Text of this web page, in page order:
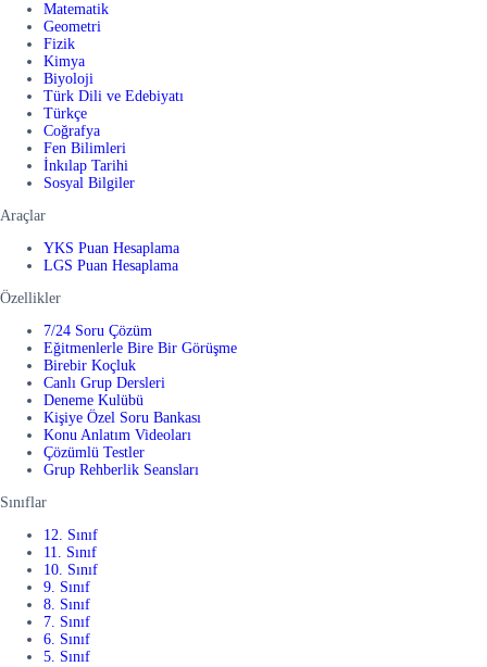
Matematik
Geometri
Fizik
Kimya
Biyoloji
Türk Dili ve Edebiyatı
Türkçe
Coğrafya
Fen Bilimleri
İnkılap Tarihi
Sosyal Bilgiler
Araçlar
YKS Puan Hesaplama
LGS Puan Hesaplama
Özellikler
7/24 Soru Çözüm
Eğitmenlerle Bire Bir Görüşme
Birebir Koçluk
Canlı Grup Dersleri
Deneme Kulübü
Kişiye Özel Soru Bankası
Konu Anlatım Videoları
Çözümlü Testler
Grup Rehberlik Seansları
Sınıflar
12. Sınıf
11. Sınıf
10. Sınıf
9. Sınıf
8. Sınıf
7. Sınıf
6. Sınıf
5. Sınıf